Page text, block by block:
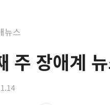
뉴스
주 장애계